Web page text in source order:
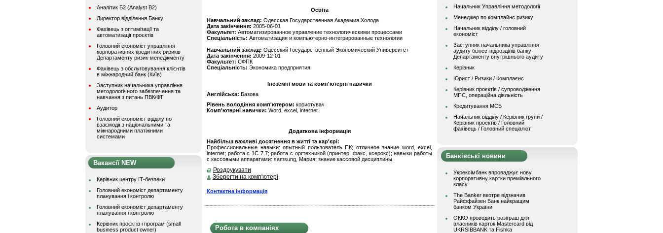
Аналітик Б2 (Analyst B2)
Директор відділення Банку
Фахівець з оптимізації та
автоматизації проєктів
Головний економіст управління
корпоративних кредитних ризиків
Департаменту ризик-менеджменту
Фахівець з обслуговування клієнтів
в міжнародний банк (Київ)
Заступник начальника управління
методологічного забезпечення та
навчання з питань ПВК/ФТ
Аудитор
Головний економіст відділу по
взаємодії з національними та
міжнародними платіжними
системами
Вакансії NEW
Керівник центру ІТ-безпеки
Головний економіст департаменту
планування і контролю
Головний економіст департаменту
планування і контролю
Керівник проєктів і програм (small
business product owner)
Освіта
Навчальний заклад: Одесская Государственная Академия Холода
Дата закінчення: 2005-06-01
Факультет: Автоматизированное управление технологическими процессами
Спеціальність: Автоматизация и компьютерно-интегрированные технологии
Навчальний заклад: Одесский Государственный Экономический Университет
Дата закінчення: 2009-12-01
Факультет: СФПК
Спеціальність: Экономика предприятия
Іноземні мови та комп'ютерні навички
Англійська: Базова
Рівень володіння комп'ютером: користувач
Комп'ютерні навички: Word, excel, internet
Додаткова інформація
Найбільш важливі досягнення в житті та кар'єрі:
Профессиональные навыки: опытный пользователь ПК; отличное знание word, excel,
internet; работа с 1С 7.7; работа с оргтехникой (принтер, факс, ксерокс); навыки работы
с кассовыми аппаратами: samsung, Мария; знание кассовой дисциплины.
Роздрукувати
Зберегти на комп'ютері
Контактна інформація
Робота в компаніях
Начальник Управління методології
Менеджер по комплайнс ризику
Начальник відділу / головний
економіст
Заступник начальника управління
аудиту бізнес-підрозділів банку
Департаменту внутрішнього аудиту
Керівник
Юрист / Ризики / Комплаєнс
Керівник проєктів / супроводження
МПС, операційна діяльність
Кредитування МСБ
Начальник вiддiлу / Керівник групи /
Керівник проектів / Головний
фахівець / Головний спеціаліст
Банківські новини
Укрексімбанк впроваджує нову
корпоративну картки преміального
класу
The Banker вкотре відзначив
Райффайзен Банк найкращим
банком України
ОККО проводить розіграш для
власників карток Mastercard від
UKRSIBBANK та Fishka